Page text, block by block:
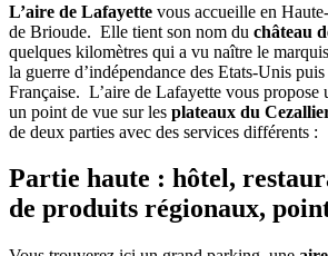
L’aire de Lafayette vous accueille en
de Brioude. Elle tient son nom du château
quelques kilomètres qui a vu naître le
la guerre d’indépendance des Etats-Unis
Française. L’aire de Lafayette vous propose
un point de vue sur les plateaux du
de deux parties avec des services différents :
Partie haute : hôtel,
de produits régionaux,